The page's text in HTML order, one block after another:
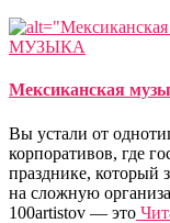
МУЗЫКА
Мексиканская
Вы устали от
корпоративов, где
празднике, который
на сложную
100artistov — это